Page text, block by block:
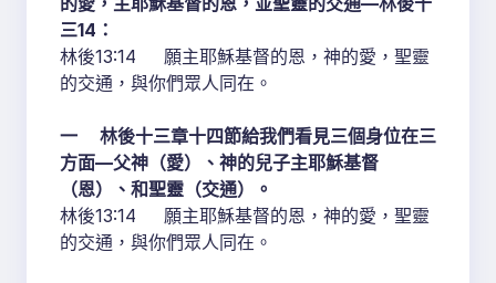
三14：
林後13:14 願主耶穌基督的恩，神的愛，聖靈
的交通，與你們眾人同在。
一 林後十三章十四節給我們看見三個身位在三
方面—父神（愛）、神的兒子主耶穌基督
（恩）、和聖靈（交通）。
林後13:14 願主耶穌基督的恩，神的愛，聖靈
的交通，與你們眾人同在。